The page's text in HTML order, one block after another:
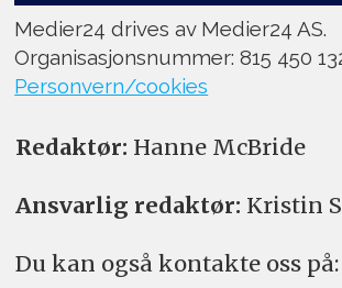
Medier24 drives av Medier24 AS.
Organisasjonsnummer: 815 450
Personvern/cookies
Redaktør: Hanne McBride
Ansvarlig redaktør: Kristin
Du kan også kontakte oss på: